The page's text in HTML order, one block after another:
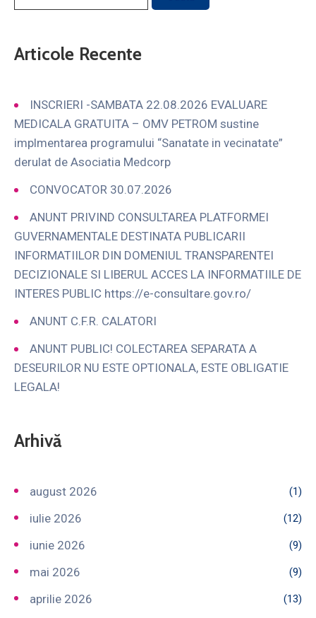
Articole Recente
INSCRIERI -SAMBATA 22.08.2026 EVALUARE
MEDICALA GRATUITA – OMV PETROM sustine
implmentarea programului “Sanatate in vecinatate”
derulat de Asociatia Medcorp
CONVOCATOR 30.07.2026
ANUNT PRIVIND CONSULTAREA PLATFORMEI
GUVERNAMENTALE DESTINATA PUBLICARII
INFORMATIILOR DIN DOMENIUL TRANSPARENTEI
DECIZIONALE SI LIBERUL ACCES LA INFORMATIILE DE
INTERES PUBLIC https://e-consultare.gov.ro/
ANUNT C.F.R. CALATORI
ANUNT PUBLIC! COLECTAREA SEPARATA A
DESEURILOR NU ESTE OPTIONALA, ESTE OBLIGATIE
LEGALA!
Arhivă
august 2026 (1)
iulie 2026 (12)
iunie 2026 (9)
mai 2026 (9)
aprilie 2026 (13)